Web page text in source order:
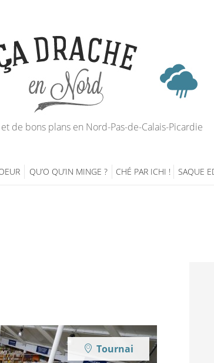
de bons plans en Nord-Pas-de-Calais-Picardie
QU’O QU’IN MINGE ? CHÉ PAR ICHI ! SAQUE
Tournai